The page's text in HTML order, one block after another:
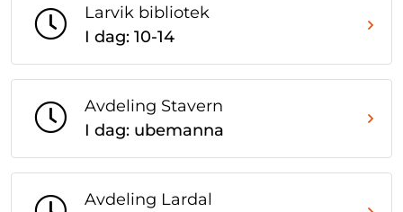
Larvik bibliotek
I dag: 10-14
Avdeling Stavern
I dag: ubemanna
Avdeling Lardal